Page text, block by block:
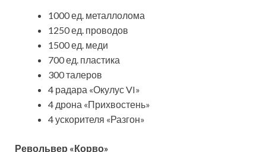
1000 ед. металлолома
1250 ед. проводов
1500 ед. меди
700 ед. пластика
300 талеров
4 радара «Окулус VI»
4 дрона «Прихвостень»
4 ускорителя «Разгон»
Револьвер «Корво»